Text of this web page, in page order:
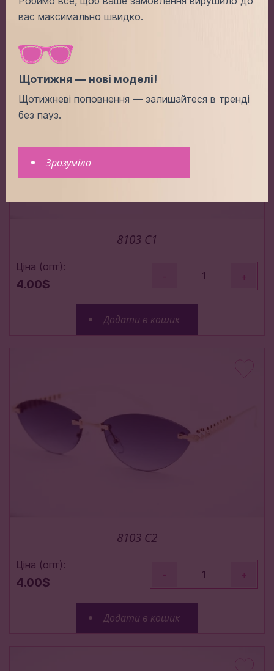
Додати в кошик
8103 C1
Ціна (опт):
4.00$
- +
Додати в кошик
8103 C2
Ціна (опт):
4.00$
- +
Додати в кошик
вас максимально швидко.
Щотижня — нові моделі!
Щотижневі поповнення — залишайтеся в тренді
без пауз.
Зрозуміло